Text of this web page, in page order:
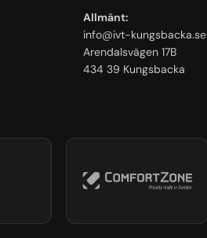
Allmänt:
info@ivt-kungsbacka.se
Arendalsvägen 17B
434 39 Kungsbacka